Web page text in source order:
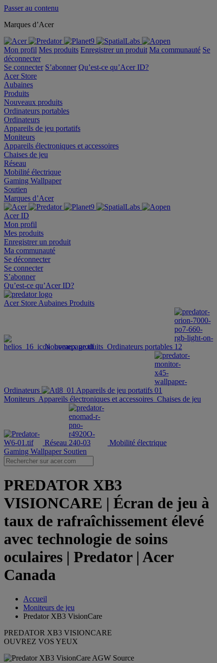
Passer au contenu
Marques d’Acer
Mon profil Mes produits Enregistrer un produit Ma communauté Se
déconnecter
Se connecter S’abonner Qu’est-ce qu’Acer ID?
Acer Store
Aubaines
Produits
Nouveaux produits
Ordinateurs portables
Ordinateurs
Appareils de jeu portatifs
Moniteurs
Appareils électroniques et accessoires
Chaises de jeu
Réseau
Mobilité électrique
Gaming Wallpaper
Soutien
Marques d’Acer
Acer ID
Mon profil
Mes produits
Enregistrer un produit
Ma communauté
Se déconnecter
Se connecter
S’abonner
Qu’est-ce qu’Acer ID?
Acer Store Aubaines Produits
Nouveaux produits Ordinateurs portables
Ordinateurs
Appareils de jeu portatifs
Moniteurs Appareils électroniques et accessoires Chaises de jeu
Réseau
Mobilité électrique
Gaming Wallpaper Soutien
PREDATOR XB3
VISIONCARE | Écran de jeu à
taux de rafraîchissement élevé
avec technologie de soins
oculaires | Predator | Acer
Canada
Accueil
Moniteurs de jeu
Predator XB3 VisionCare
PREDATOR XB3 VISIONCARE
OUVREZ VOS YEUX